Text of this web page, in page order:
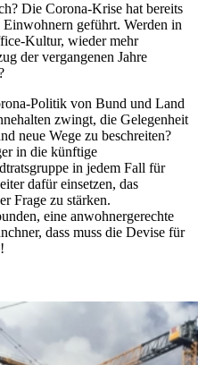
Die Corona-Krise hat bereits
geführt. Werden in
Kultur, wieder mehr
der vergangenen Jahre
Politik von Bund und Land
zwingt, die Gelegenheit
neue Wege zu beschreiten?
in die künftige
in jedem Fall für
dafür einsetzen, das
Frage zu stärken.
eine anwohnergerechte
dass muss die Devise für